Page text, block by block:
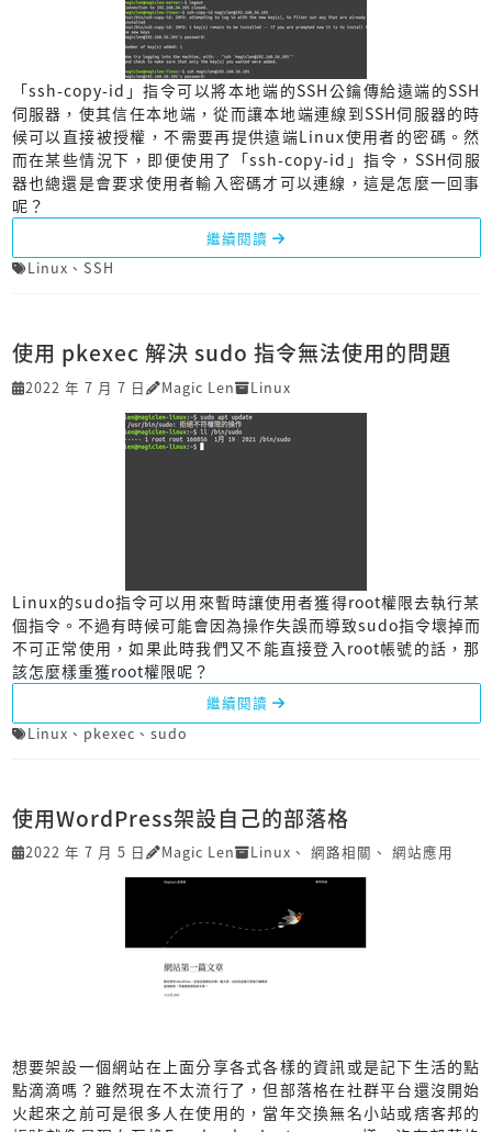
「ssh-copy-id」指令可以將本地端的SSH公鑰傳給遠端的SSH
伺服器，使其信任本地端，從而讓本地端連線到SSH伺服器的時
候可以直接被授權，不需要再提供遠端Linux使用者的密碼。然
而在某些情況下，即便使用了「ssh-copy-id」指令，SSH伺服
器也總還是會要求使用者輸入密碼才可以連線，這是怎麼一回事
呢？
繼續閱讀
Linux 、 SSH
使用 pkexec 解決 sudo 指令無法使用的問題
2022 年 7 月 7 日 Magic Len Linux
Linux的sudo指令可以用來暫時讓使用者獲得root權限去執行某
個指令。不過有時候可能會因為操作失誤而導致sudo指令壞掉而
不可正常使用，如果此時我們又不能直接登入root帳號的話，那
該怎麼樣重獲root權限呢？
繼續閱讀
Linux 、 pkexec 、 sudo
使用WordPress架設自己的部落格
2022 年 7 月 5 日 Magic Len Linux 、 網路相關 、 網站應用
想要架設一個網站在上面分享各式各樣的資訊或是記下生活的點
點滴滴嗎？雖然現在不太流行了，但部落格在社群平台還沒開始
火起來之前可是很多人在使用的，當年交換無名小站或痞客邦的